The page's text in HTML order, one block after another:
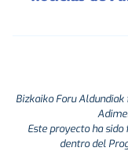
Bizkaiko Foru
Este proyecto ha
dentro del